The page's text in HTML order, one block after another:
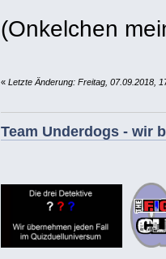
(Onkelchen
«Letzte Änderung: Freitag, 07.09.2018,
Team Underdogs - wir